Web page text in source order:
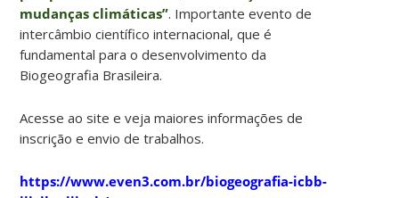
mudanças climáticas”. Importante evento de
intercâmbio científico internacional, que é
fundamental para o desenvolvimento da
Biogeografia Brasileira.
Acesse ao site e veja maiores informações de
inscrição e envio de trabalhos.
https://www.even3.com.br/biogeografia-icbb-